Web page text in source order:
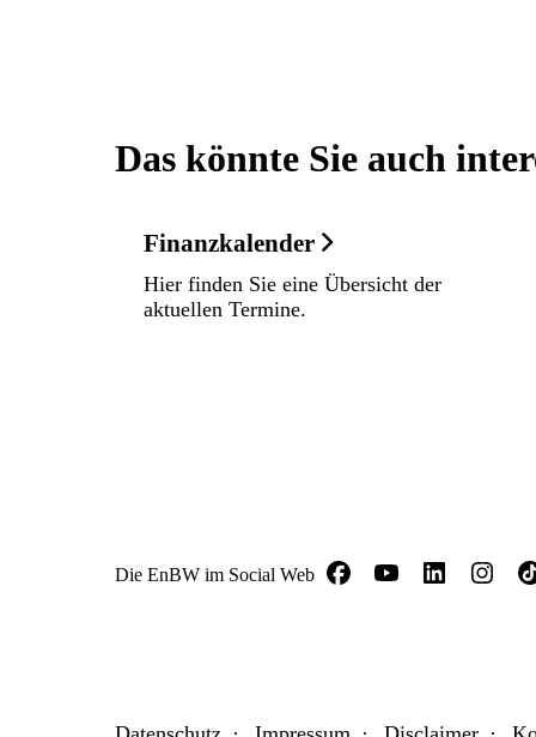
Das könnte Sie auch
Finanzkalender
Hier finden Sie eine Übersicht der
aktuellen Termine.
Die EnBW im Social Web